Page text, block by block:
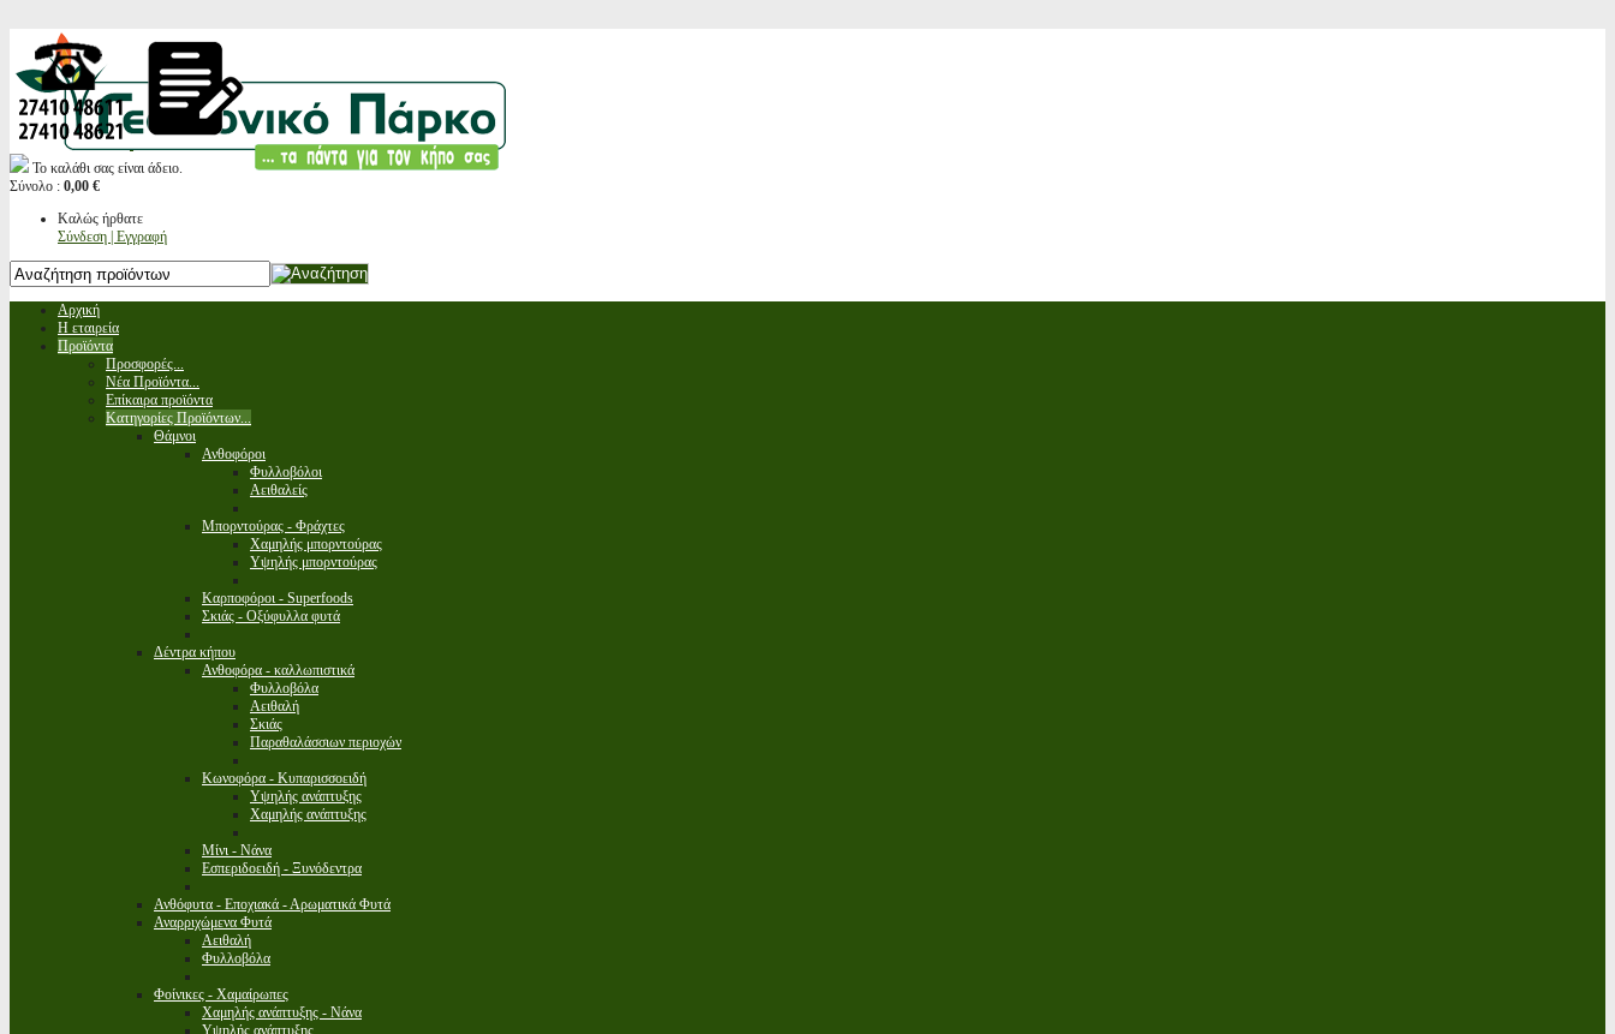
Το καλάθι σας είναι άδειο.
Σύνολο : 0,00 €
Καλώς ήρθατε
Σύνδεση | Εγγραφή
Αρχική
Η εταιρεία
Προϊόντα
Προσφορές...
Νέα Προϊόντα...
Επίκαιρα προϊόντα
Κατηγορίες Προϊόντων...
Θάμνοι
Ανθοφόροι
Φυλλοβόλοι
Αειθαλείς
Μπορντούρας - Φράχτες
Χαμηλής μπορντούρας
Υψηλής μπορντούρας
Καρποφόροι - Superfoods
Σκιάς - Οξύφυλλα φυτά
Δέντρα κήπου
Ανθοφόρα - καλλωπιστικά
Φυλλοβόλα
Αειθαλή
Σκιάς
Παραθαλάσσιων περιοχών
Κωνοφόρα - Κυπαρισσοειδή
Υψηλής ανάπτυξης
Χαμηλής ανάπτυξης
Μίνι - Νάνα
Εσπεριδοειδή - Ξυνόδεντρα
Ανθόφυτα - Εποχιακά - Αρωματικά Φυτά
Αναρριχώμενα Φυτά
Αειθαλή
Φυλλοβόλα
Φοίνικες - Χαμαίρωπες
Χαμηλής ανάπτυξης - Νάνα
Υψηλής ανάπτυξης